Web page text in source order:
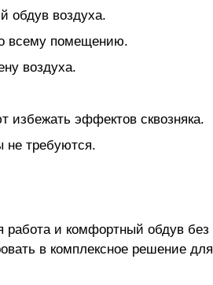
обдув воздуха.
всему помещению.
воздуха.
эффектов сквозняка.
не требуются.
работа и комфортный обдув без
в комплексное решение для